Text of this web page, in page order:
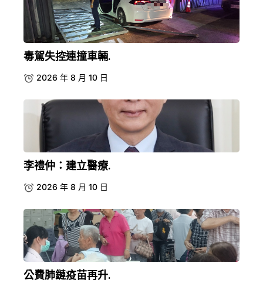
毒駕失控連撞車輛.
2026 年 8 月 10 日
李禮仲：建立醫療.
2026 年 8 月 10 日
公費肺鏈疫苗再升.